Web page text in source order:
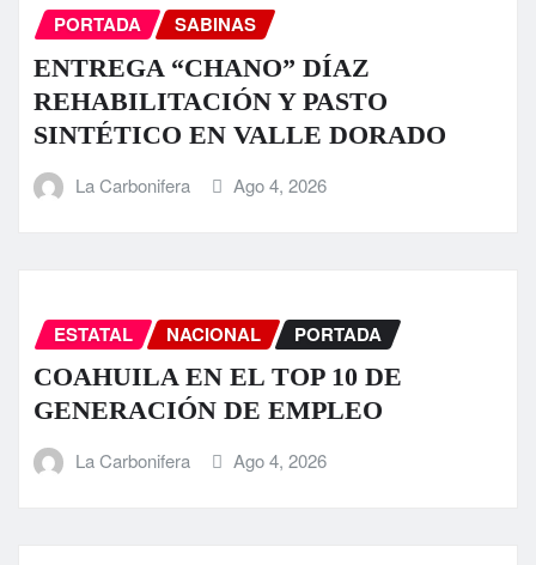
PORTADA SABINAS
ENTREGA “CHANO” DÍAZ
REHABILITACIÓN Y PASTO
SINTÉTICO EN VALLE DORADO
La Carbonifera Ago 4, 2026
ESTATAL NACIONAL PORTADA
COAHUILA EN EL TOP 10 DE
GENERACIÓN DE EMPLEO
La Carbonifera Ago 4, 2026